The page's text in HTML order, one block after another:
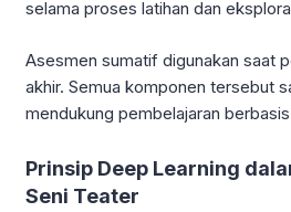
selama proses latihan dan
Asesmen sumatif digunakan saat
akhir. Semua komponen tersebut
mendukung pembelajaran
Prinsip Deep Learning
Seni Teater